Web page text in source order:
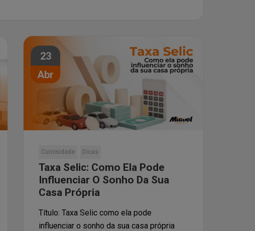
23
Abr
Curiosidade Dicas
Taxa Selic: Como Ela Pode
Influenciar O Sonho Da Sua
Casa Própria
Título: Taxa Selic como ela pode
influenciar o sonho da sua casa própria